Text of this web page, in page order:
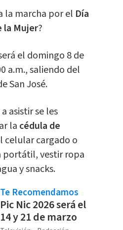
la marcha por el Día
la Mujer?
el domingo 8 de
a.m., saliendo del
San José.
asistir se les
la cédula de
celular cargado o
portátil, vestir ropa
y snacks.
Te Recomendamos
Pic Nic 2026 será el
14 y 21 de marzo